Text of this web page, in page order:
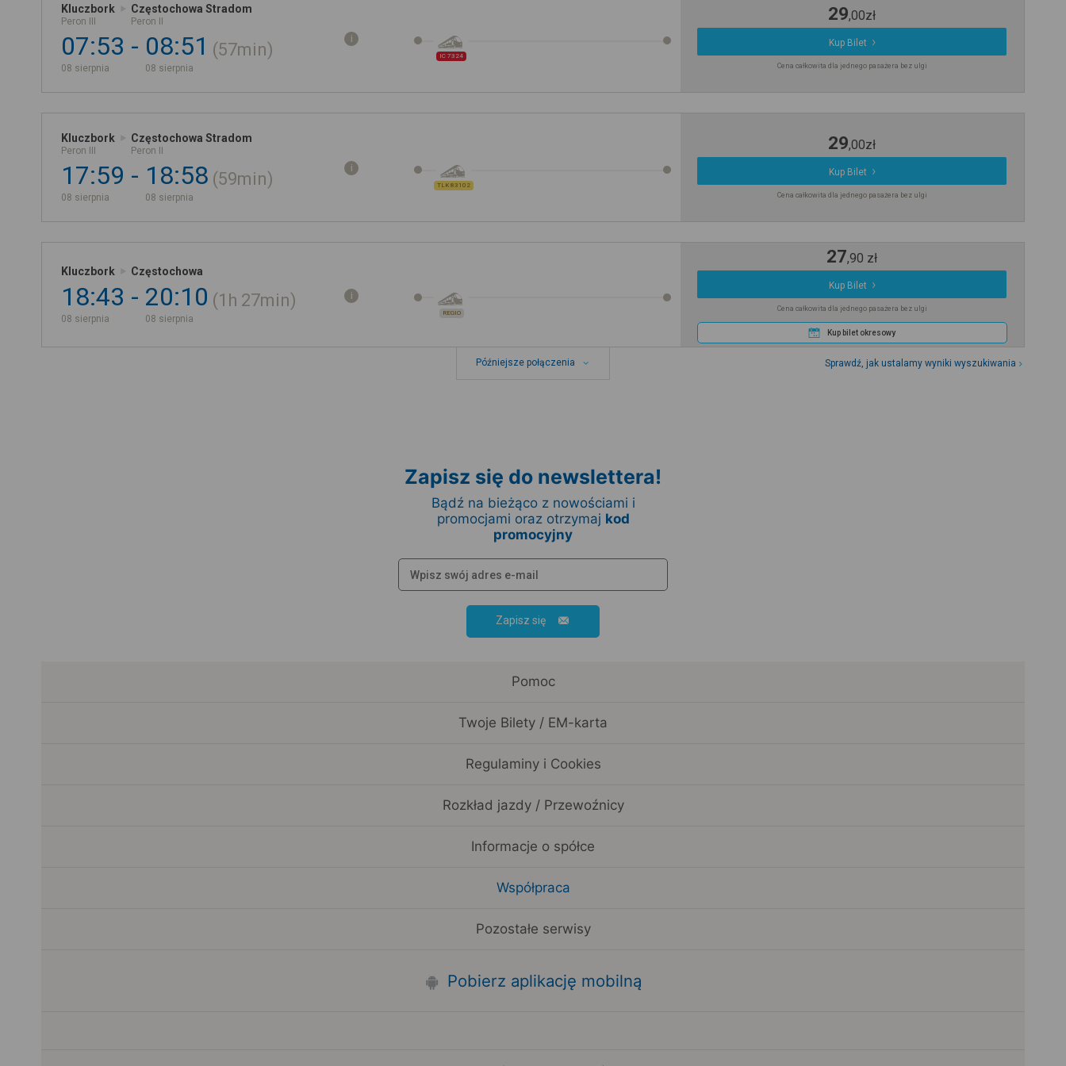
Kluczbork
Peron III
Częstochowa Stradom
Peron II
07:53
08 sierpnia
08:51
08 sierpnia
57min IC 7324
29,00zł
Kup Bilet
Cena całkowita dla jednego pasażera bez ulgi
Kluczbork
Peron III
Częstochowa Stradom
Peron II
17:59
08 sierpnia
18:58
08 sierpnia
59min TLK 83102
29,00zł
Kup Bilet
Cena całkowita dla jednego pasażera bez ulgi
Kluczbork Częstochowa
18:43
08 sierpnia
20:10
08 sierpnia
1h 27min
REGIO
27,90 zł
Kup Bilet
Cena całkowita dla jednego pasażera bez ulgi
Kup bilet okresowy
Późniejsze połączenia Sprawdź, jak ustalamy wyniki wyszukiwania
Zapisz się do newslettera!
Bądź na bieżąco z nowościami i
promocjami oraz otrzymaj kod
promocyjny
Zapisz się
Pomoc
Twoje Bilety / EM-karta
Regulaminy i Cookies
Rozkład jazdy / Przewoźnicy
Informacje o spółce
Współpraca
Pozostałe serwisy
Pobierz aplikację mobilną